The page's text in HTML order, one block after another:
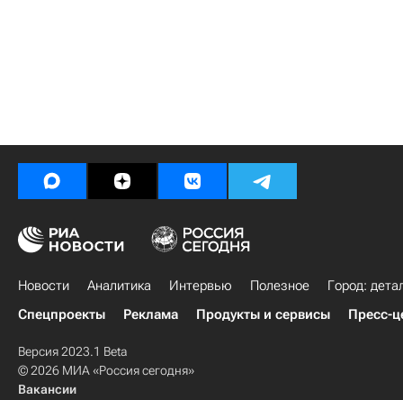
Новости Аналитика Интервью Полезное
Город:
Спецпроекты
Реклама Продукты и сервисы Пресс-
Версия 2023.1 Beta
© 2026 МИА «Россия сегодня»
Вакансии